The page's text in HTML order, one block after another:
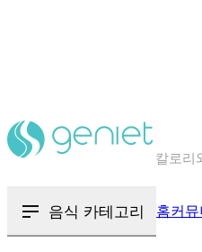
혈당 ·
음식 카테고리 홈커뮤